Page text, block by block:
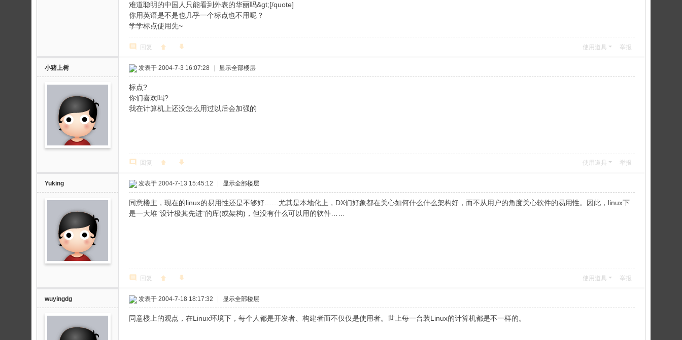
难道聪明的中国人只能看到外表的华丽吗&gt;[/quote]
你用英语是不是也几乎一个标点也不用呢？
学学标点使用先~
回复 使用道具 举报
小猪上树 发表于 2004-7-3 16:07:28 显示全部楼层
标点?
你们喜欢吗?
我在计算机上还没怎么用过以后会加强的
回复 使用道具 举报
Yuking 发表于 2004-7-13 15:45:12 显示全部楼层
同意楼主，现在的linux的易用性还是不够好……尤其是本地化上，DX们好象都在关心如何什么什么架构好，而不从用户的角度关心软件的易用性。因此，linux下
是一大堆”设计极其先进“的库(或架构)，但没有什么可以用的软件……
回复 使用道具 举报
wuyingdg 发表于 2004-7-18 18:17:32 显示全部楼层
同意楼上的观点，在Linux环境下，每个人都是开发者、构建者而不仅仅是使用者。世上每一台装Linux的计算机都是不一样的。